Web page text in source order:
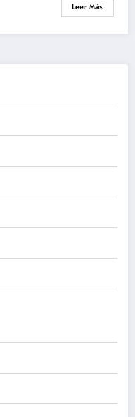
Leer Más